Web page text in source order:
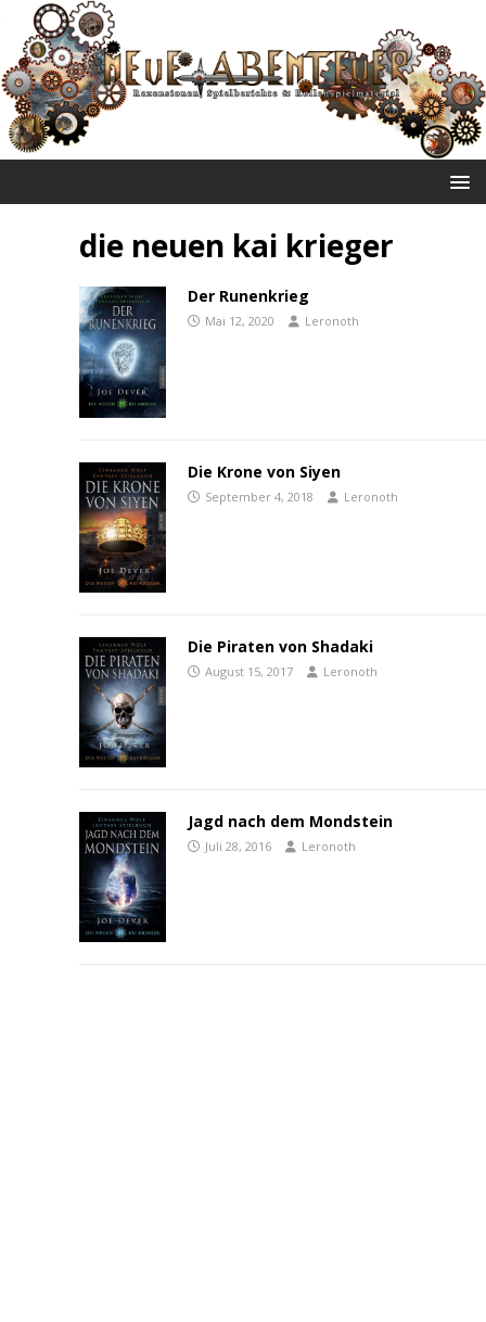
die neuen kai krieger
Der Runenkrieg
Mai 12, 2020 Leronoth
Die Krone von Siyen
September 4, 2018 Leronoth
Die Piraten von Shadaki
August 15, 2017 Leronoth
Jagd nach dem Mondstein
Juli 28, 2016 Leronoth